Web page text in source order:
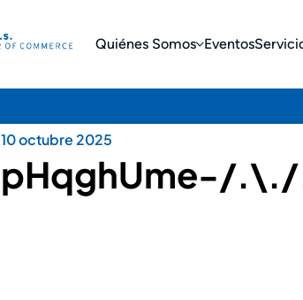
Quiénes Somos Eventos
10 octubre 2025
pHqghUme-/